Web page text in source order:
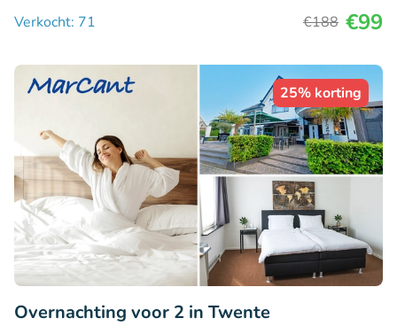
Verkocht: 71
€188 €99
25% korting
Overnachting voor 2 in Twente